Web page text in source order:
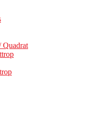
Quadrat